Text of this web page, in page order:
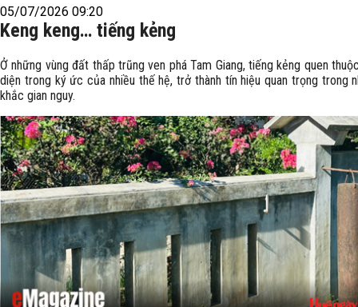
05/07/2026 09:20
Keng keng… tiếng kẻng
Ở những vùng đất thấp trũng ven phá Tam Giang, tiếng kẻng quen
diện trong ký ức của nhiều thế hệ, trở thành tín hiệu quan trọng trong
khắc gian nguy.